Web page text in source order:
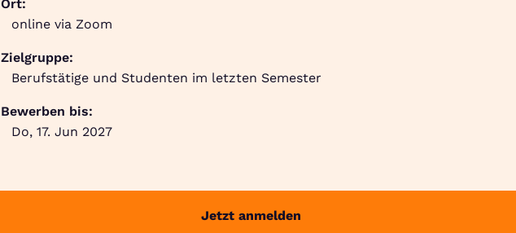
Ort:
online via Zoom
Zielgruppe:
Berufstätige und Studenten im letzten Semester
Bewerben bis:
Do, 17. Jun 2027
Jetzt anmelden